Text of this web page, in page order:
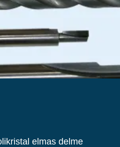
elmas delme